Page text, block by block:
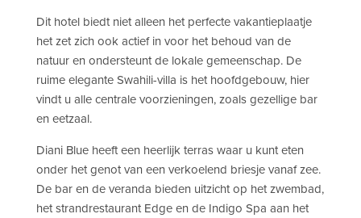
Dit hotel biedt niet alleen het perfecte vakantieplaatje
het zet zich ook actief in voor het behoud van de
natuur en ondersteunt de lokale gemeenschap. De
ruime elegante Swahili-villa is het hoofdgebouw, hier
vindt u alle centrale voorzieningen, zoals gezellige bar
en eetzaal.
Diani Blue heeft een heerlijk terras waar u kunt eten
onder het genot van een verkoelend briesje vanaf zee.
De bar en de veranda bieden uitzicht op het zwembad,
het strandrestaurant Edge en de Indigo Spa aan het